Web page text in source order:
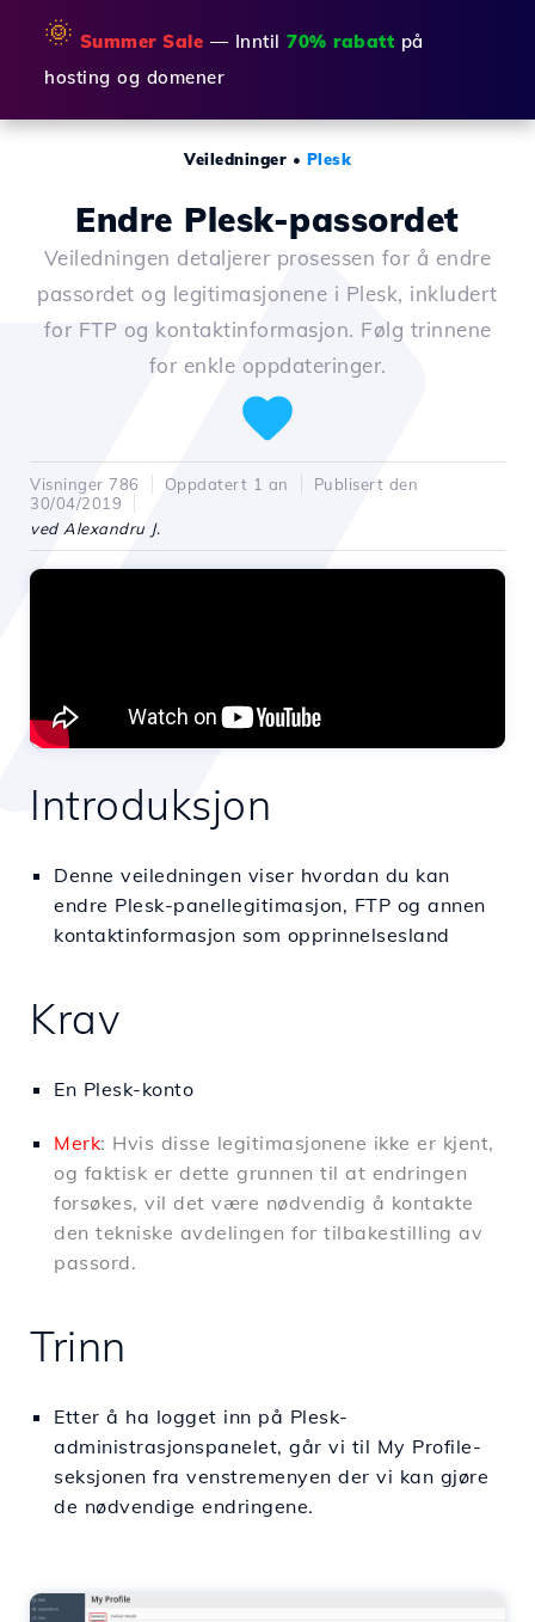
🌞 Summer Sale — Inntil 70% rabatt på
hosting og domener
Veiledninger • Plesk
Endre Plesk-passordet
Veiledningen detaljerer prosessen for å endre
passordet og legitimasjonene i Plesk, inkludert
for FTP og kontaktinformasjon. Følg trinnene
for enkle oppdateringer.
Visninger 786 Oppdatert 1 an
Publisert den
30/04/2019
ved Alexandru J.
Introduksjon
Denne veiledningen viser hvordan du kan
endre Plesk-panellegitimasjon, FTP og annen
kontaktinformasjon som opprinnelsesland
Krav
En Plesk-konto
Merk: Hvis disse legitimasjonene ikke er kjent,
og faktisk er dette grunnen til at endringen
forsøkes, vil det være nødvendig å kontakte
den tekniske avdelingen for tilbakestilling av
passord.
Trinn
Etter å ha logget inn på Plesk-
administrasjonspanelet, går vi til My Profile-
seksjonen fra venstremenyen der vi kan gjøre
de nødvendige endringene.